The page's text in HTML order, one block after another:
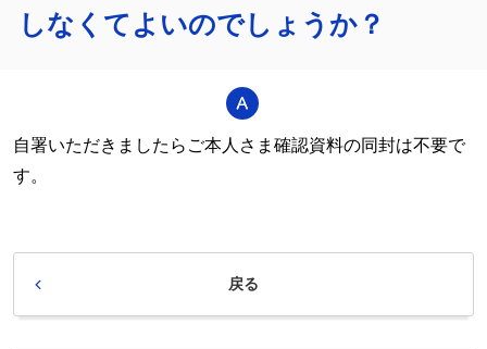
しなくてよいのでしょうか？
自署いただきましたらご本人さま確認資料の同封は不要で
す。
戻る